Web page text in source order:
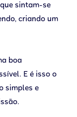
sintam-se
criando um
boa
E é isso o
simples e